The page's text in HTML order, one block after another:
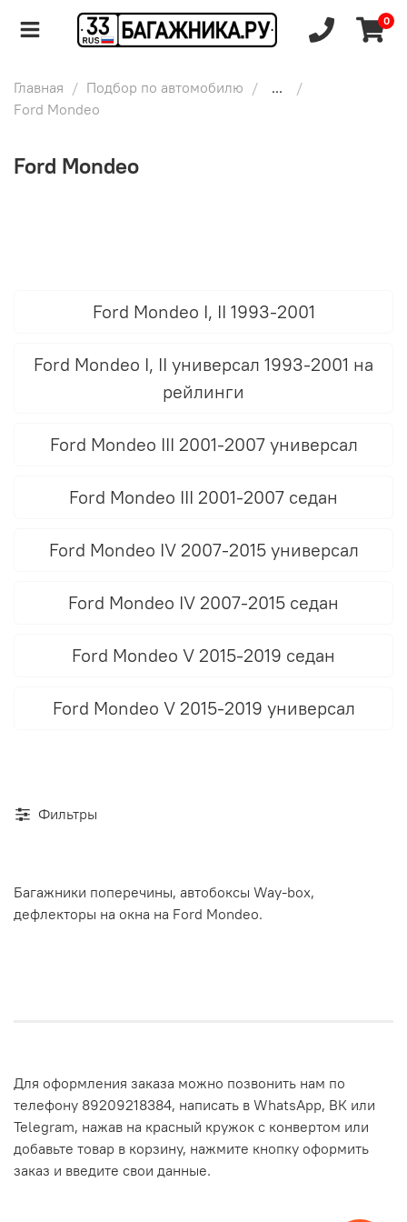
0
Главная Подбор по автомобилю
...
Ford Mondeo
Ford Mondeo
Ford Mondeo I, II 1993-2001
Ford Mondeo I, II универсал 1993-2001 на
рейлинги
Ford Mondeo III 2001-2007 универсал
Ford Mondeo III 2001-2007 седан
Ford Mondeo IV 2007-2015 универсал
Ford Mondeo IV 2007-2015 седан
Ford Mondeo V 2015-2019 седан
Ford Mondeo V 2015-2019 универсал
Фильтры
Багажники поперечины, автобоксы Way-box,
дефлекторы на окна на Ford Mondeo.
Для оформления заказа можно позвонить нам по
телефону 89209218384, написать в WhatsApp, ВК или
Telegram, нажав на красный кружок с конвертом или
добавьте товар в корзину, нажмите кнопку оформить
заказ и введите свои данные.